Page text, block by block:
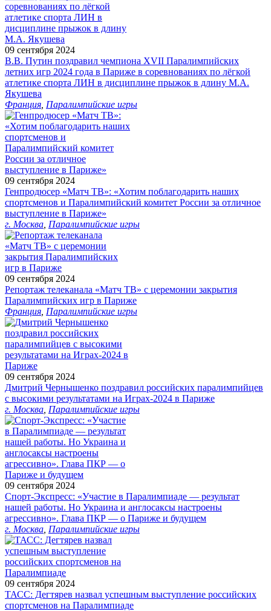
09 сентября 2024
В.В. Путин поздравил чемпиона XVII Паралимпийских
летних игр 2024 года в Париже в соревнованиях по лёгкой
атлетике спорта ЛИН в дисциплине прыжок в длину М.А.
Якушева
Франция Паралимпийские игры
09 сентября 2024
Генпродюсер «Матч ТВ»: «Хотим поблагодарить наших
спортсменов и Паралимпийский комитет России за отличное
выступление в Париже»
г. Москва Паралимпийские игры
09 сентября 2024
Репортаж телеканала «Матч ТВ» с церемонии закрытия
Паралимпийских игр в Париже
Франция Паралимпийские игры
09 сентября 2024
Дмитрий Чернышенко поздравил российских паралимпийцев
с высокими результатами на Играх-2024 в Париже
г. Москва Паралимпийские игры
09 сентября 2024
Спорт-Экспресс: «Участие в Паралимпиаде — результат
нашей работы. Но Украина и англосаксы настроены
агрессивно». Глава ПКР — о Париже и будущем
г. Москва Паралимпийские игры
09 сентября 2024
ТАСС: Дегтярев назвал успешным выступление российских
спортсменов на Паралимпиаде